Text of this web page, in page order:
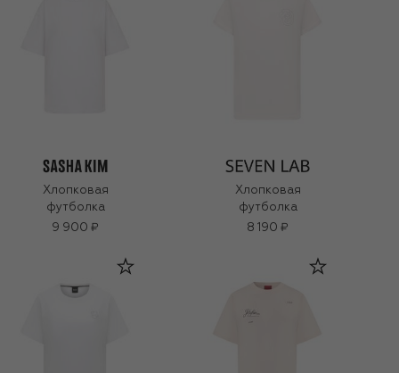
Хлопковая
футболка
9 900 ₽
Хлопковая
футболка
8 190 ₽